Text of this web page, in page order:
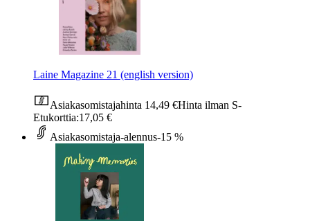
Laine Magazine 21 (english version)
Asiakasomistajahinta 14,49 €Hinta ilman S-
Etukorttia:17,05 €
Asiakasomistaja-alennus-15 %